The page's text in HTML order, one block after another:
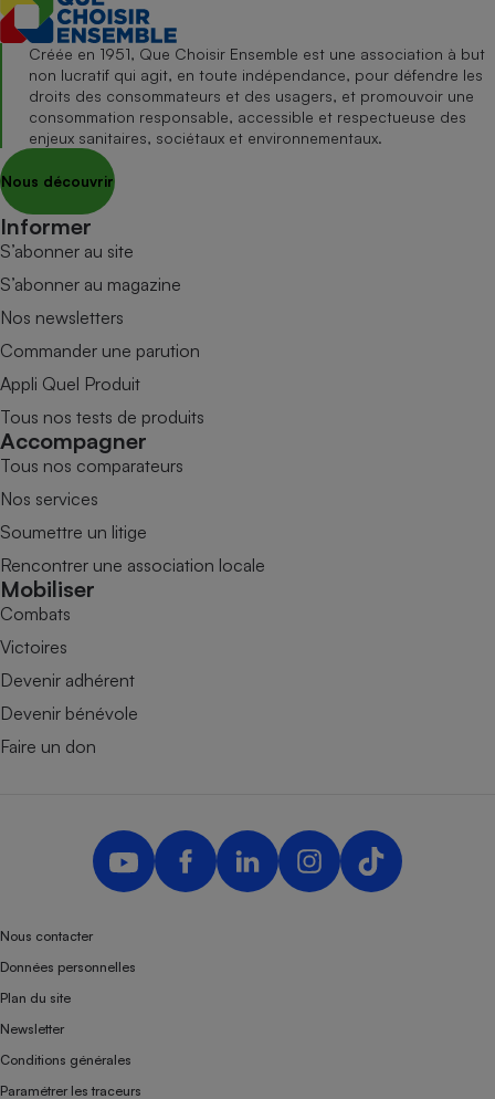
Créée en 1951, Que Choisir Ensemble est une association à but
non lucratif qui agit, en toute indépendance, pour défendre les
droits des consommateurs et des usagers, et promouvoir une
consommation responsable, accessible et respectueuse des
enjeux sanitaires, sociétaux et environnementaux.
Nous découvrir
Informer
S’abonner au site
S’abonner au magazine
Nos newsletters
Commander une parution
Appli Quel Produit
Tous nos tests de produits
Accompagner
Tous nos comparateurs
Nos services
Soumettre un litige
Rencontrer une association locale
Mobiliser
Combats
Victoires
Devenir adhérent
Devenir bénévole
Faire un don
Nous contacter
Données personnelles
Plan du site
Newsletter
Conditions générales
Paramétrer les traceurs